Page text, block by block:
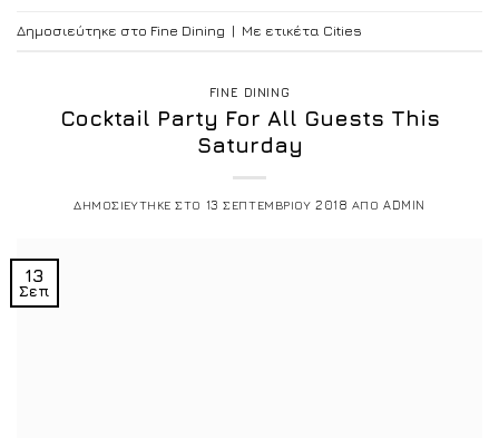
Δημοσιεύτηκε στο Fine Dining | Με ετικέτα Cities
FINE DINING
Cocktail Party For All Guests This
Saturday
ΔΗΜΟΣΙΕΥΤΗΚΕ ΣΤΟ 13 ΣΕΠΤΕΜΒΡΙΟΥ 2018 ΑΠΟADMIN
13
Σεπ